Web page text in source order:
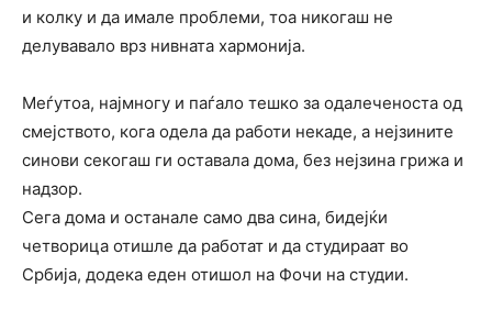
и колку и да имале проблеми, тоа никогаш не
делувавало врз нивната хармонија.
Меѓутоа, најмногу и паѓало тешко за одалеченоста од
смејството, кога одела да работи некаде, а нејзините
синови секогаш ги оставала дома, без нејзина грижа и
надзор.
Сега дома и останале само два сина, бидејќи
четворица отишле да работат и да студираат во
Србија, додека еден отишол на Фочи на студии.